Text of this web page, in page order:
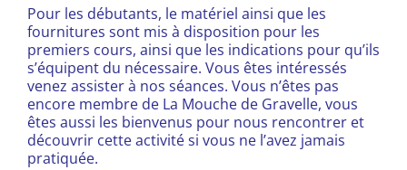
Pour les débutants, le matériel ainsi que les
fournitures sont mis à disposition pour les
premiers cours, ainsi que les indications pour qu’ils
s’équipent du nécessaire. Vous êtes intéressés
venez assister à nos séances. Vous n’êtes pas
encore membre de La Mouche de Gravelle, vous
êtes aussi les bienvenus pour nous rencontrer et
découvrir cette activité si vous ne l’avez jamais
pratiquée.